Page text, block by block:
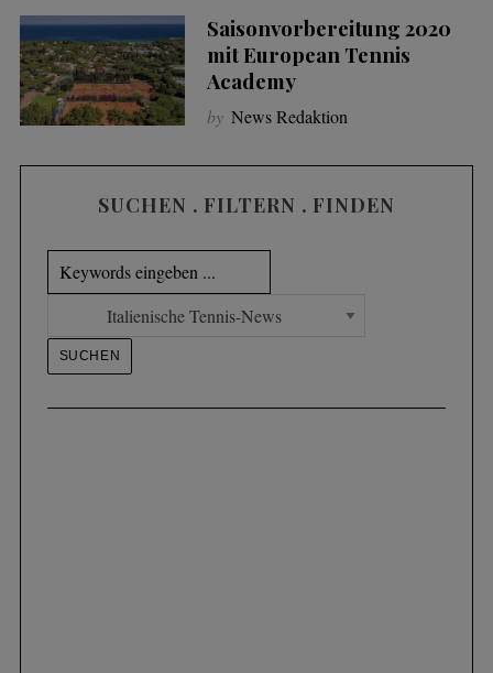
Saisonvorbereitung 2020
mit European Tennis
Academy
by News Redaktion
SUCHEN . FILTERN . FINDEN